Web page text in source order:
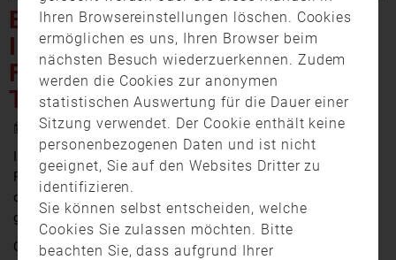
EHRENZEICHENVERLEIHUNG
IM LANDKREIS ROTTAL-INN
FÜR FEUERWEHR, BRK UND
THW
6. März 2024 18:27
In Staudach in der Gemeinde Rimbach im Landkreis
Rottal-Inn ehrte Landrat Michael Fahmüller Personen
der Feuerwehr, dem BRK und der THW für ihre
geleisteten Dienste.
Quelle:Niederbayern TV Passau
Ihren Browsereinstellungen löschen. Cookies
ermöglichen es uns, Ihren Browser beim
nächsten Besuch wiederzuerkennen. Zudem
werden die Cookies zur anonymen
statistischen Auswertung für die Dauer einer
Sitzung verwendet. Der Cookie enthält keine
personenbezogenen Daten und ist nicht
geeignet, Sie auf den Websites Dritter zu
identifizieren.
Sie können selbst entscheiden, welche
Cookies Sie zulassen möchten. Bitte
beachten Sie, dass aufgrund Ihrer